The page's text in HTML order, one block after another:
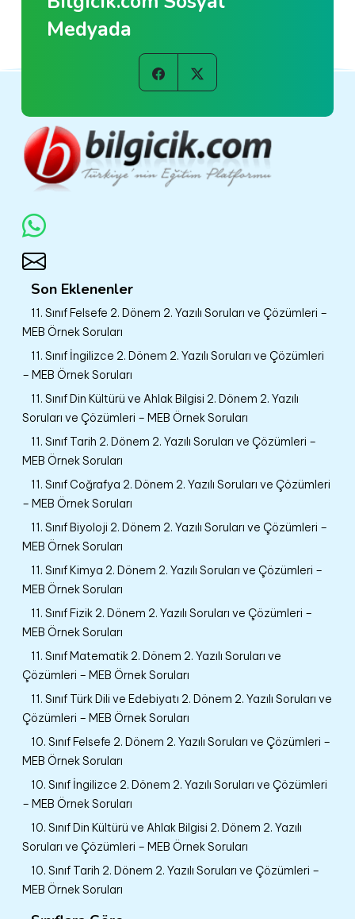
Medyada
Son Eklenenler
11. Sınıf Felsefe 2. Dönem 2. Yazılı Soruları ve Çözümleri –
MEB Örnek Soruları
11. Sınıf İngilizce 2. Dönem 2. Yazılı Soruları ve Çözümleri
– MEB Örnek Soruları
11. Sınıf Din Kültürü ve Ahlak Bilgisi 2. Dönem 2. Yazılı
Soruları ve Çözümleri – MEB Örnek Soruları
11. Sınıf Tarih 2. Dönem 2. Yazılı Soruları ve Çözümleri –
MEB Örnek Soruları
11. Sınıf Coğrafya 2. Dönem 2. Yazılı Soruları ve Çözümleri
– MEB Örnek Soruları
11. Sınıf Biyoloji 2. Dönem 2. Yazılı Soruları ve Çözümleri –
MEB Örnek Soruları
11. Sınıf Kimya 2. Dönem 2. Yazılı Soruları ve Çözümleri –
MEB Örnek Soruları
11. Sınıf Fizik 2. Dönem 2. Yazılı Soruları ve Çözümleri –
MEB Örnek Soruları
11. Sınıf Matematik 2. Dönem 2. Yazılı Soruları ve
Çözümleri – MEB Örnek Soruları
11. Sınıf Türk Dili ve Edebiyatı 2. Dönem 2. Yazılı Soruları ve
Çözümleri – MEB Örnek Soruları
10. Sınıf Felsefe 2. Dönem 2. Yazılı Soruları ve Çözümleri –
MEB Örnek Soruları
10. Sınıf İngilizce 2. Dönem 2. Yazılı Soruları ve Çözümleri
– MEB Örnek Soruları
10. Sınıf Din Kültürü ve Ahlak Bilgisi 2. Dönem 2. Yazılı
Soruları ve Çözümleri – MEB Örnek Soruları
10. Sınıf Tarih 2. Dönem 2. Yazılı Soruları ve Çözümleri –
MEB Örnek Soruları